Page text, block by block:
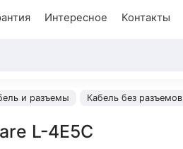
Интересное Контакты
и разъемы Кабель без разъемов
L-4E5C